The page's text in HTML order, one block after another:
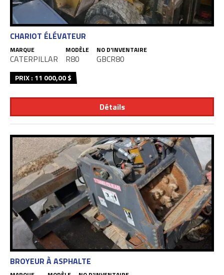
Détails
CHARIOT ÉLÉVATEUR
MARQUE
CATERPILLAR
MODÈLE
R80
NO D'INVENTAIRE
GBCR80
PRIX : 11 000,00 $
BROYEUR À ASPHALTE